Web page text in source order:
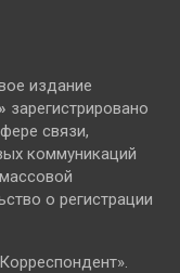
издание
зарегистрировано
связи,
коммуникаций
о регистрации